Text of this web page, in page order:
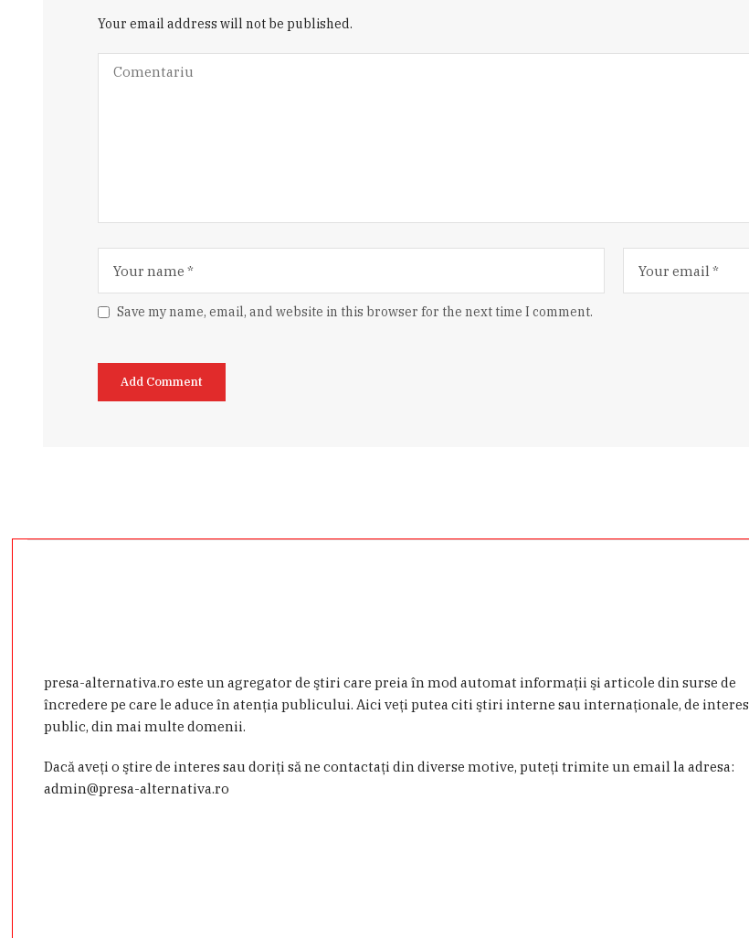
Your email address will not be published.
Save my name, email, and website in this browser for the next time I comment.
presa-alternativa.ro este un agregator de ştiri care preia în mod automat informaţii şi articole din surse de
încredere pe care le aduce în atenţia publicului. Aici veţi putea citi ştiri interne sau internaţionale, de interes
public, din mai multe domenii.
Dacă aveţi o ştire de interes sau doriţi să ne contactaţi din diverse motive, puteţi trimite un email la adresa:
admin@presa-alternativa.ro